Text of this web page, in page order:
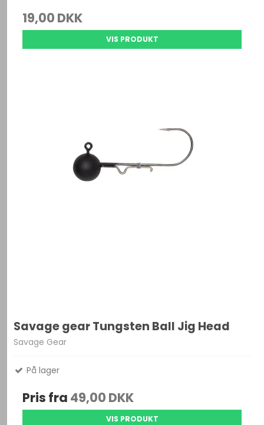
19,00 DKK
VIS PRODUKT
Savage gear Tungsten Ball Jig Head
Savage Gear
På lager
Pris fra 49,00 DKK
VIS PRODUKT